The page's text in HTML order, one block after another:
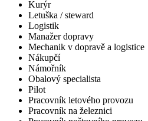
Kurýr
Letuška / steward
Logistik
Manažer dopravy
Mechanik v dopravě a logistice
Nákupčí
Námořník
Obalový specialista
Pilot
Pracovník letového provozu
Pracovník na železnici